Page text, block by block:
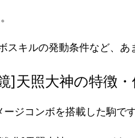
スキルの発動条件など、
]天照大神の特徴
ジコンボを搭載した駒です